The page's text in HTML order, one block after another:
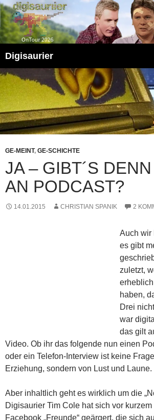
Zum
Inhalt
springen
Digisaurier
GE-MEINT, GE-SCHICHTE
JA – GIBT´S
AN PODCAST?
14.01.2015 CHRISTIAN SPANIK 2
Auch wir
es gibt
zuletzt,
haben,
Drei
war
das gilt
Video. Ob ihr das folgende nun einen
oder ein Telefon-Interview ist keine
Erziehung, sondern von Lust und Laune.
Aber inhaltlich geht es wirklich um die
Digisaurier Tim Cole hat sich vor kurzem
Facebook „Freunde“ geärgert, die sich